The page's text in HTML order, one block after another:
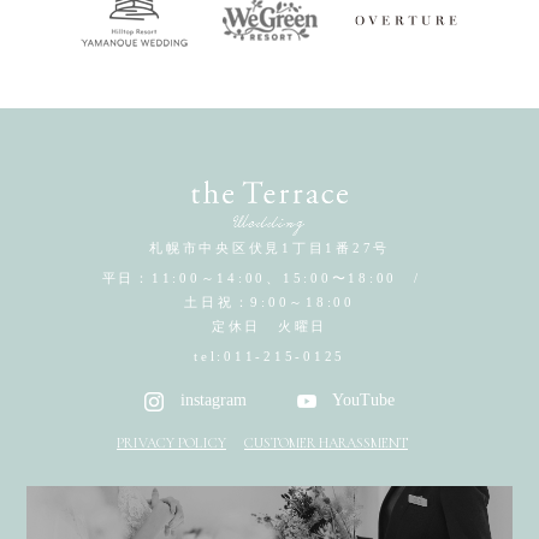
札幌市中央区伏見1丁目1番27号
平日：11:00～14:00、15:00〜18:00 /
土日祝：9:00～18:00
定休日 火曜日
tel: 011-215-0125
instagram YouTube
PRIVACY POLICY CUSTOMER HARASSMENT